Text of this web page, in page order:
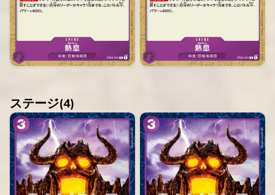
ステージ(4)